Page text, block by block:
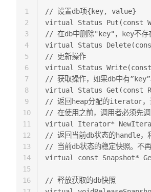
// 设置db项{key, value}
virtual Status Put(const
// 在db中删除"key"，key不存
virtual Status
// 更新操作
virtual Status
// 获取操作，如果db中有
virtual Status Get(const
// 返回heap分配的iterator
// 在使用之前，调用者必须先
virtual Iterator*
// 返回当前db状态的handle
// 当前db状态的稳定快照。
virtual const Snapshot*
// 释放获取的db快照
1
2
3
4
5
6
7
8
9
10
11
12
13
14
15
16